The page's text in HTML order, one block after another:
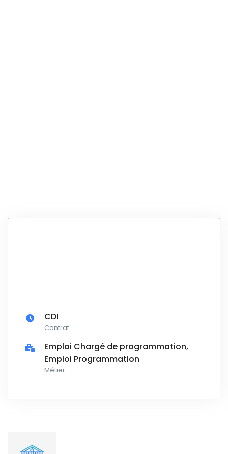
CDI
Contrat
Emploi Chargé de programmation,
Emploi Programmation
Métier